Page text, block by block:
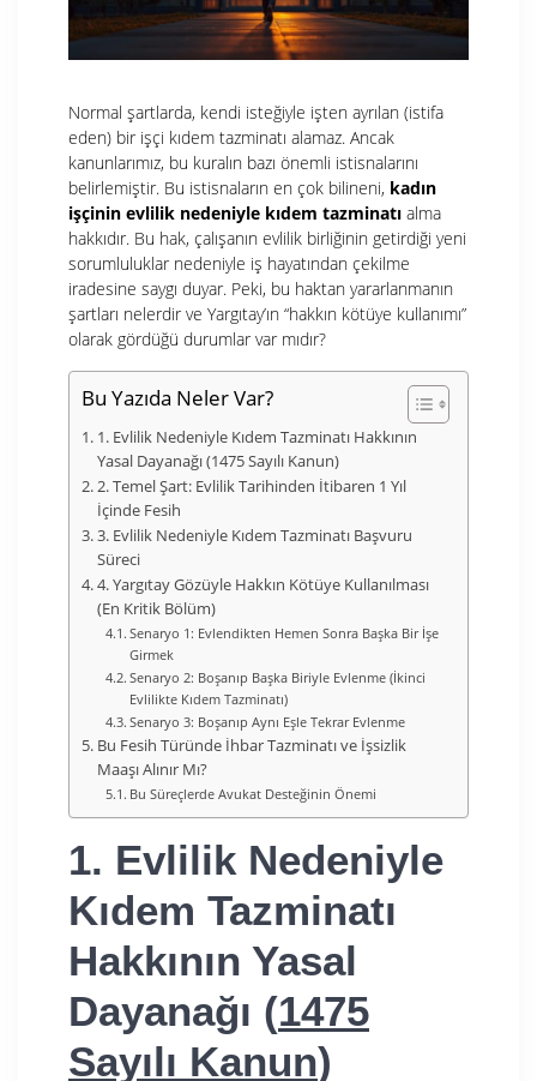
Normal şartlarda, kendi isteğiyle işten ayrılan (istifa
eden) bir işçi kıdem tazminatı alamaz. Ancak
kanunlarımız, bu kuralın bazı önemli istisnalarını
belirlemiştir. Bu istisnaların en çok bilineni, kadın
işçinin evlilik nedeniyle kıdem tazminatı alma
hakkıdır. Bu hak, çalışanın evlilik birliğinin getirdiği yeni
sorumluluklar nedeniyle iş hayatından çekilme
iradesine saygı duyar. Peki, bu haktan yararlanmanın
şartları nelerdir ve Yargıtay’ın “hakkın kötüye kullanımı”
olarak gördüğü durumlar var mıdır?
Bu Yazıda Neler Var?
1. Evlilik Nedeniyle Kıdem Tazminatı Hakkının
Yasal Dayanağı (1475 Sayılı Kanun)
2. Temel Şart: Evlilik Tarihinden İtibaren 1 Yıl
İçinde Fesih
3. Evlilik Nedeniyle Kıdem Tazminatı Başvuru
Süreci
4. Yargıtay Gözüyle Hakkın Kötüye Kullanılması
(En Kritik Bölüm)
Senaryo 1: Evlendikten Hemen Sonra Başka Bir İşe
Girmek
Senaryo 2: Boşanıp Başka Biriyle Evlenme (İkinci
Evlilikte Kıdem Tazminatı)
Senaryo 3: Boşanıp Aynı Eşle Tekrar Evlenme
Bu Fesih Türünde İhbar Tazminatı ve İşsizlik
Maaşı Alınır Mı?
Bu Süreçlerde Avukat Desteğinin Önemi
1. Evlilik Nedeniyle
Kıdem Tazminatı
Hakkının Yasal
Dayanağı (1475
Sayılı Kanun)